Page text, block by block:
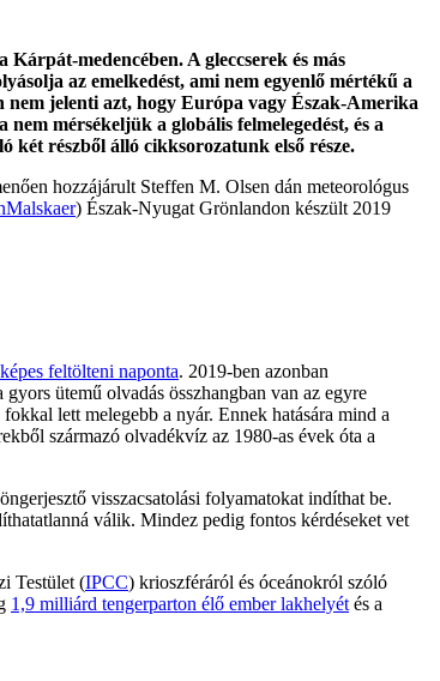
Kárpát-medencében. A gleccserek és más
az emelkedést, ami nem egyenlő mértékű a
nem jelenti azt, hogy Európa vagy Észak-Amerika
mérsékeljük a globális felmelegedést, és a
két részből álló cikksorozatunk első része.
hozzájárult Steffen M. Olsen dán meteorológus
) Észak-Nyugat Grönlandon készült 2019
feltölteni naponta. 2019-ben azonban
ütemű olvadás összhangban van az egyre
lett melegebb a nyár. Ennek hatására mind a
származó olvadékvíz az 1980-as évek óta a
visszacsatolási folyamatokat indíthat be.
válik. Mindez pedig fontos kérdéseket vet
Testület (IPCC) krioszféráról és óceánokról szóló
1,9 milliárd tengerparton élő ember lakhelyét és a